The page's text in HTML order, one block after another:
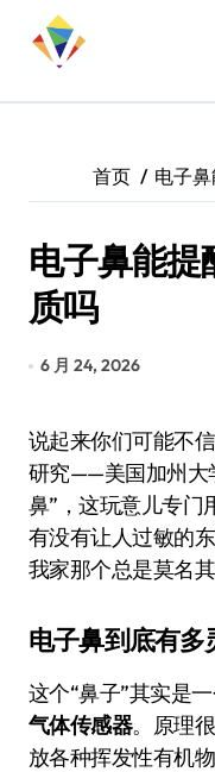
首页 电子
电子鼻能提
质吗
6 月 24, 2026
说起来你们可能不信，最近我看到一个超有意思的
研究——美国加州大
鼻”，这玩意儿专门
有没有让人过敏的
我家那个总是莫名
电子鼻到底有多
这个“鼻子”其实是
气体传感器。原理
放各种挥发性有机